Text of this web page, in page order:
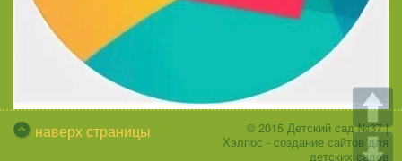
наверх страницы © 2015 Детский сад №37|
Хэлпос - создание сайтов для
детских садов